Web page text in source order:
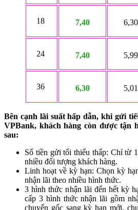
18 7,40 6,30
24 7,40 5,99
36 6,30 5,01
Bên cạnh lãi suất hấp dẫn, khi gửi
VPBank, khách hàng còn được tận
sau:
Số tiền gửi tối thiểu thấp: Chỉ từ
nhiều đối tượng khách hàng.
Linh hoạt về kỳ hạn: Chọn kỳ
nhận lãi theo nhiều hình thức.
3 hình thức nhận lãi đến hết kỳ
cấp 3 hình thức nhận lãi gồm
chuyển gốc sang kỳ hạn mới,